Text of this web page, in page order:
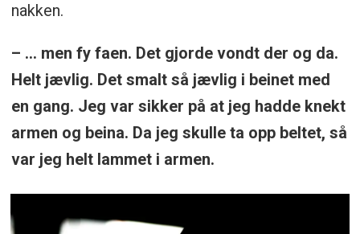
nakken.
– ... men fy faen. Det gjorde vondt der og da.
Helt jævlig. Det smalt så jævlig i beinet med
en gang. Jeg var sikker på at jeg hadde knekt
armen og beina. Da jeg skulle ta opp beltet, så
var jeg helt lammet i armen.